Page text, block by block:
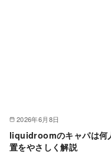
2026年6月8日
liquidroomのキャパは何
置をやさしく解説